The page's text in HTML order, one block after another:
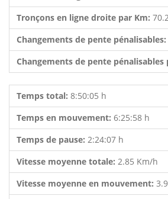
Tronçons en ligne droite par Km:
Changements de pente pénalisables:
Changements de pente pénalisables
Temps total: 8:50:05 h
Temps en mouvement: 6:25:58 h
Temps de pause: 2:24:07 h
Vitesse moyenne totale: 2.85 Km/h
Vitesse moyenne en mouvement: